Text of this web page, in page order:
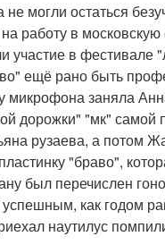
могли остаться
работу в
в фестивале
ещё рано быть
микрофона заняла
дорожки" "мк" самой
рузаева, а потом
"браво",
был перечислен
как годом
наутилус